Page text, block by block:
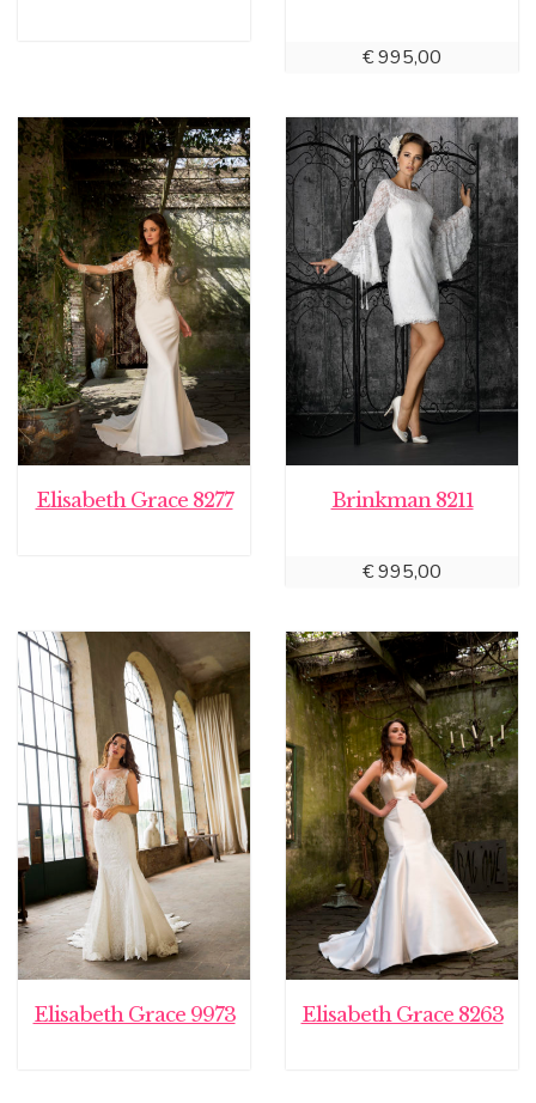
€995,00
Elisabeth Grace 8277 Brinkman 8211
€995,00
Elisabeth Grace 9973 Elisabeth Grace 8263